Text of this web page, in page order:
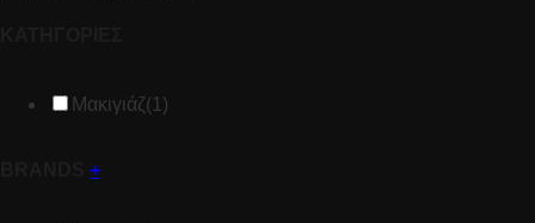
Μακιγιάζ(1)
+